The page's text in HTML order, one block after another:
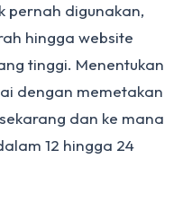
pernah digunakan,
hingga website
tinggi. Menentukan
dengan memetakan
dan ke mana
12 hingga 24